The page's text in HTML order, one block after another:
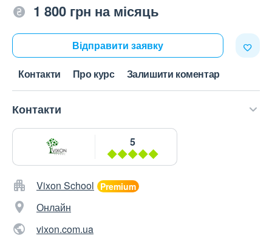
1 800 грн на місяць
Відправити заявку
Контакти Про курс Залишити коментар
Контакти
5
Vixon School
Онлайн
vixon.com.ua